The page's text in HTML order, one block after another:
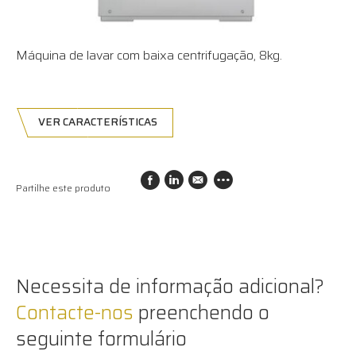
Máquina de lavar com baixa centrifugação, 8kg.
VER CARACTERÍSTICAS
Partilhe este produto
Necessita de informação adicional?
Contacte-nos preenchendo o
seguinte formulário